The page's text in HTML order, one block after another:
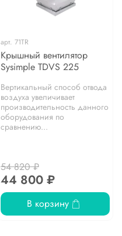
арт. 71TR
Крышный вентилятор
Sysimple TDVS 225
Вертикальный способ отвода
воздуха увеличивает
производительность данного
оборудования по
сравнению...
54 820 ₽
44 800 ₽
В корзину